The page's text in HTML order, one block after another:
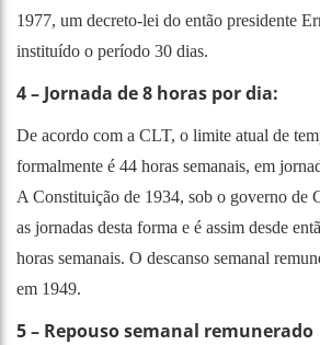
1977, um decreto-lei do então presidente
instituído o período 30 dias.
4 – Jornada de 8 horas por dia:
De acordo com a CLT, o limite atual de
formalmente é 44 horas semanais, em
A Constituição de 1934, sob o governo de
as jornadas desta forma e é assim desde
horas semanais. O descanso semanal
em 1949.
5 – Repouso semanal remunerado